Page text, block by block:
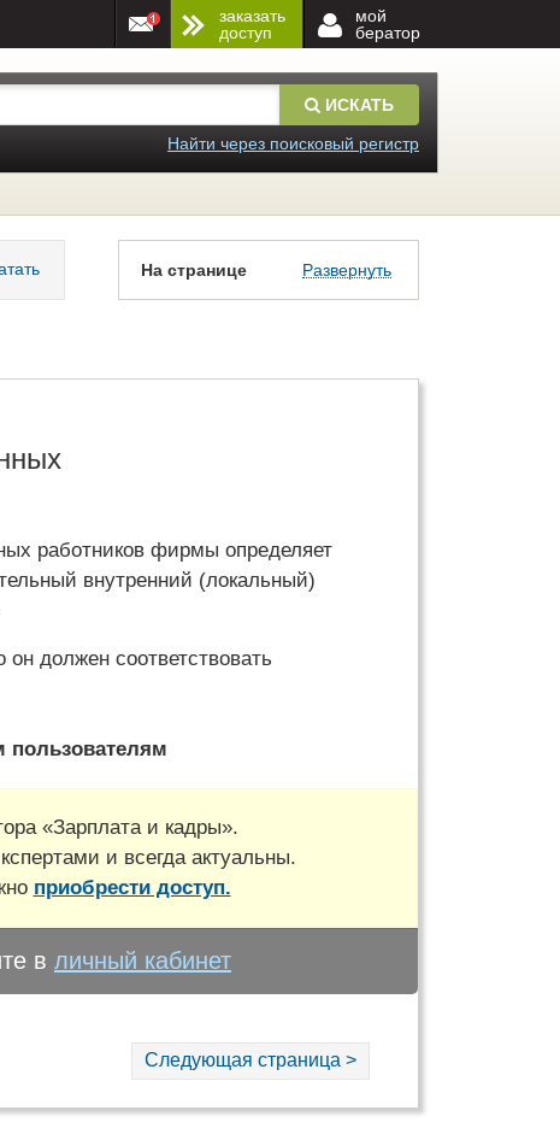
заказать
доступ
мой
бератор
ИСКАТЬ
Найти через поисковый регистр
На странице Развернуть
работников фирмы определяет
внутренний (локальный)
должен соответствовать
пользователям
«Зарплата и кадры».
и всегда актуальны.
приобрести доступ.
в личный кабинет
Следующая страница >